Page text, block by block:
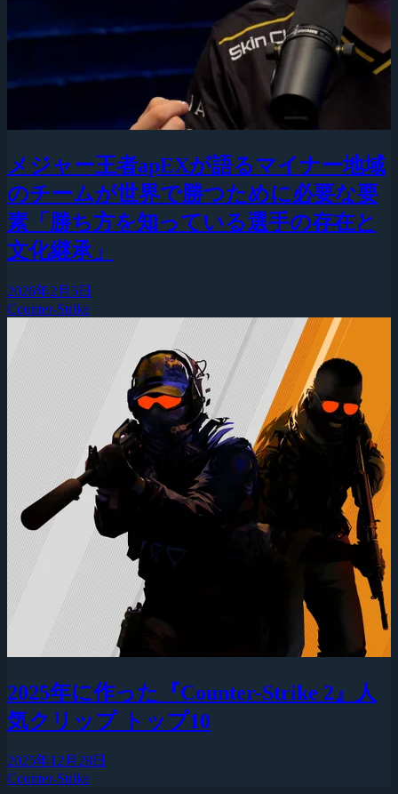
メジャー王者apEXが語るマイナー地域
のチームが世界で勝つために必要な要
素「勝ち方を知っている選手の存在と
文化継承」
2026年2月5日
Counter-Strike
2025年に作った『Counter-Strike 2』人
気クリップ トップ10
2025年12月28日
Counter-Strike